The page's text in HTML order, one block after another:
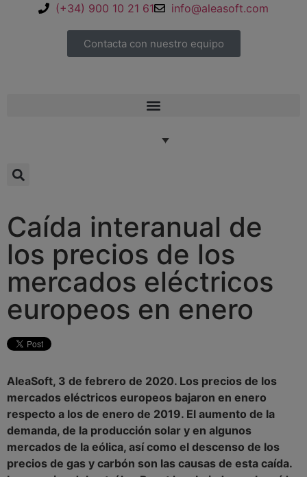
(+34) 900 10 21 61 info@aleasoft.com
Contacta con nuestro equipo
Caída interanual de
los precios de los
mercados eléctricos
europeos en enero
AleaSoft, 3 de febrero de 2020. Los precios de los
mercados eléctricos europeos bajaron en enero
respecto a los de enero de 2019. El aumento de la
demanda, de la producción solar y en algunos
mercados de la eólica, así como el descenso de los
precios de gas y carbón son las causas de esta caída.